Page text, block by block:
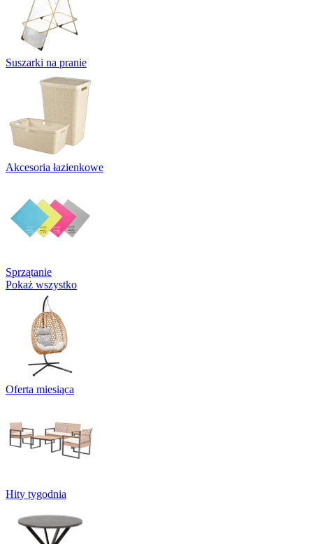
Suszarki na pranie
Akcesoria łazienkowe
Sprzątanie
Pokaż wszystko
Oferta miesiąca
Hity tygodnia